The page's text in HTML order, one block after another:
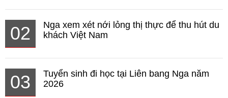
02
Nga xem xét nới lỏng thị thực để thu hút du
khách Việt Nam
03
Tuyển sinh đi học tại Liên bang Nga năm
2026